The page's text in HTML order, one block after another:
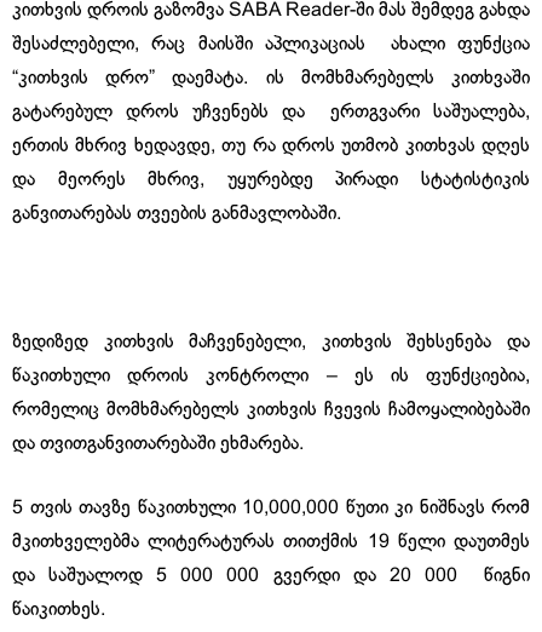
კითხვის დროის გაზომვა SABA Reader-ში მას შემდეგ გახდა
შესაძლებელი, რაც მაისში აპლიკაციას ახალი ფუნქცია
“კითხვის დრო” დაემატა. ის მომხმარებელს კითხვაში
გატარებულ დროს უჩვენებს და ერთგვარი საშუალება,
ერთის მხრივ ხედავდე, თუ რა დროს უთმობ კითხვას დღეს
და მეორეს მხრივ, უყურებდე პირადი სტატისტიკის
განვითარებას თვეების განმავლობაში.
ზედიზედ კითხვის მაჩვენებელი, კითხვის შეხსენება და
წაკითხული დროის კონტროლი – ეს ის ფუნქციებია,
რომელიც მომხმარებელს კითხვის ჩვევის ჩამოყალიბებაში
და თვითგანვითარებაში ეხმარება.
5 თვის თავზე წაკითხული 10,000,000 წუთი კი ნიშნავს რომ
მკითხველებმა ლიტერატურას თითქმის 19 წელი დაუთმეს
და საშუალოდ 5 000 000 გვერდი და 20 000 წიგნი
წაიკითხეს.